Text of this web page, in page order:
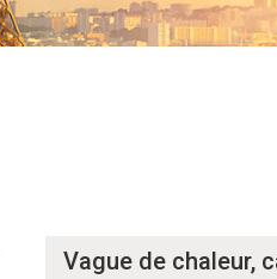
Vague de chaleur,